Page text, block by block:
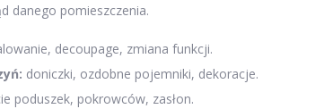
danego pomieszczenia.
decoupage, zmiana funkcji.
doniczki, ozdobne pojemniki, dekoracje.
poduszek, pokrowców, zasłon.